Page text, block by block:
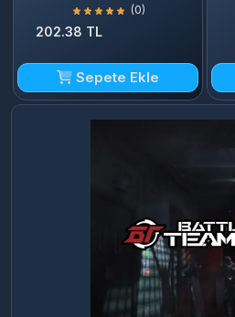
(0)
202.38 TL
Sepete Ekle